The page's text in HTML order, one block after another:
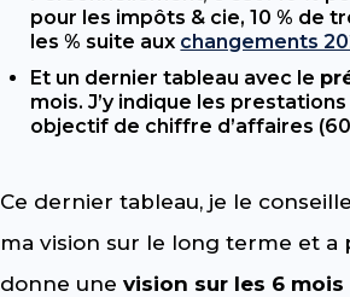
pour les impôts & cie, 10 % de
les % suite aux changements
Et un dernier tableau avec le
mois. J’y indique les
objectif de chiffre d’affaires
Ce dernier tableau, je le
ma vision sur le long terme et a
donne unevision sur les 6 mois